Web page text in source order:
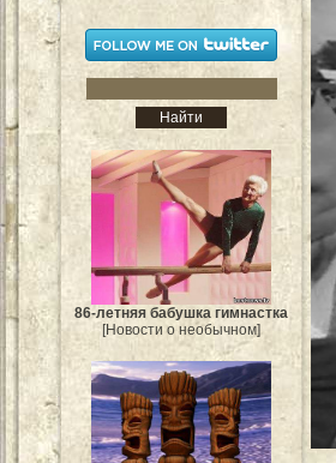
86-летняя бабушка гимнастка
[Новости о необычном]